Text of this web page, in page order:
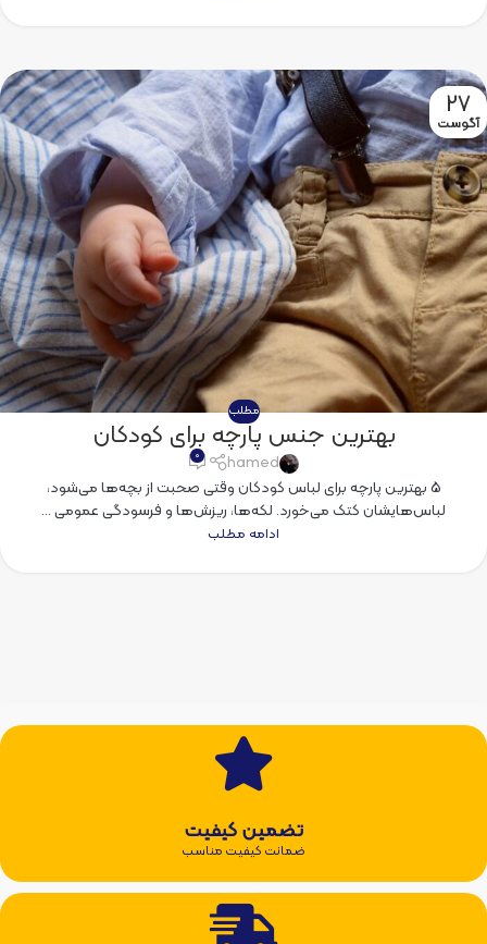
27
آگوست
مطلب
بهترین جنس پارچه برای کودکان
hamed ۰
5 بهترین پارچه برای لباس کودکان وقتی صحبت از بچه‌ها می‌شود،
لباس‌هایشان کتک می‌خورد. لکه‌ها، ریزش‌ها و فرسودگی عمومی ...
ادامه مطلب
تضمین کیفیت
ضمانت کیفیت مناسب